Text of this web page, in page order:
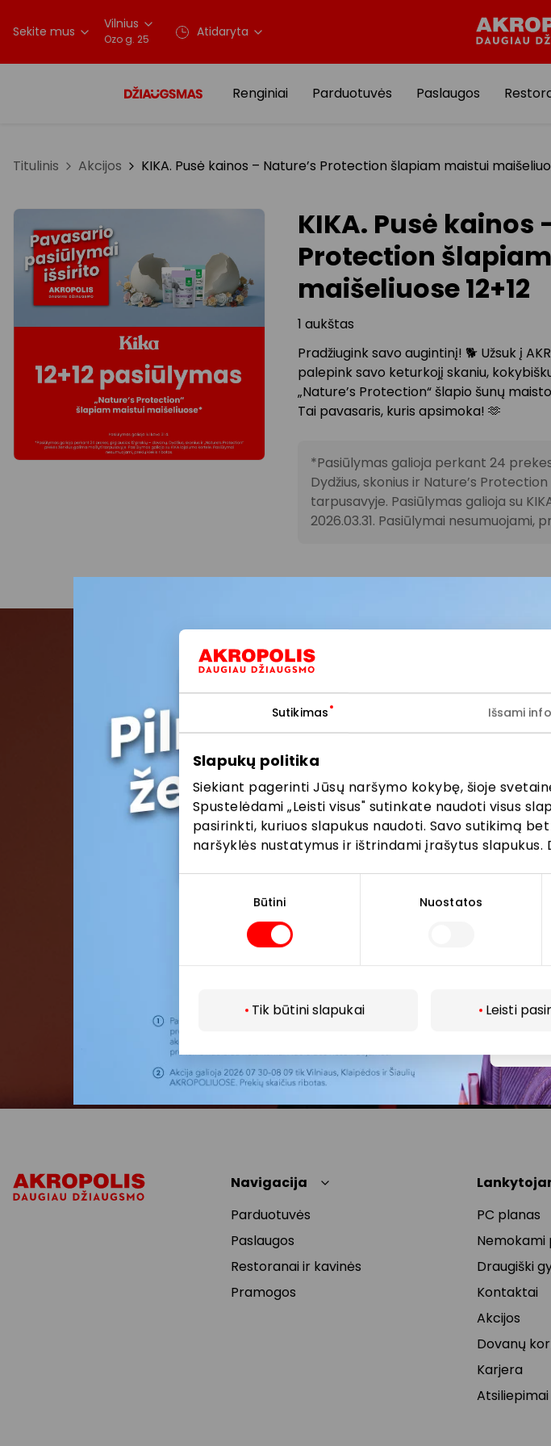
Sutikimas Išsami
Slapukų politika
Siekiant pagerinti Jūsų naršymo kokybę, šioje
Spustelėdami „Leisti visus" sutinkate naudoti visus
pasirinkti, kuriuos slapukus naudoti. Savo sutikimą
naršyklės nustatymus ir ištrindami įrašytus
Būtini Nuostatos
Tik būtini slapukai Leisti
Sekite mus Vilnius
Ozo g. 25 Atidaryta
Renginiai Parduotuvės Paslaugos
Titulinis Akcijos KIKA. Pusė kainos – Nature’s Protection šlapiam maistui
KIKA. Pusė kainos
Protection
maišeliuose 12+12
1 aukštas
Pradžiugink savo augintinį! 🐕 Užsuk į
palepink savo keturkojį skaniu,
„Nature’s Protection“ šlapio šunų
Tai pavasaris, kuris apsimoka! 🫶
*Pasiūlymas galioja perkant 24
Dydžius, skonius ir Nature’s
tarpusavyje. Pasiūlymas galioja su
2026.03.31. Pasiūlymai nesumuojami,
Prisijunkite prie
Pirmieji sužinokite apie geriausius
naujienlaiškyje arba
Navigacija
Parduotuvės
Paslaugos
Restoranai ir kavinės
Pramogos
PC planas
Draugiški
Kontaktai
Akcijos
Dovanų
Karjera
Atsiliepimai